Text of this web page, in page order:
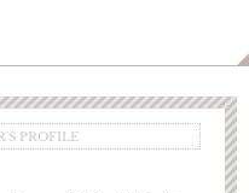
PROFILE